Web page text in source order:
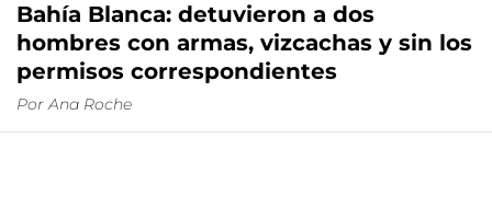
Bahía Blanca: detuvieron a dos
hombres con armas, vizcachas y sin los
permisos correspondientes
Por Ana Roche